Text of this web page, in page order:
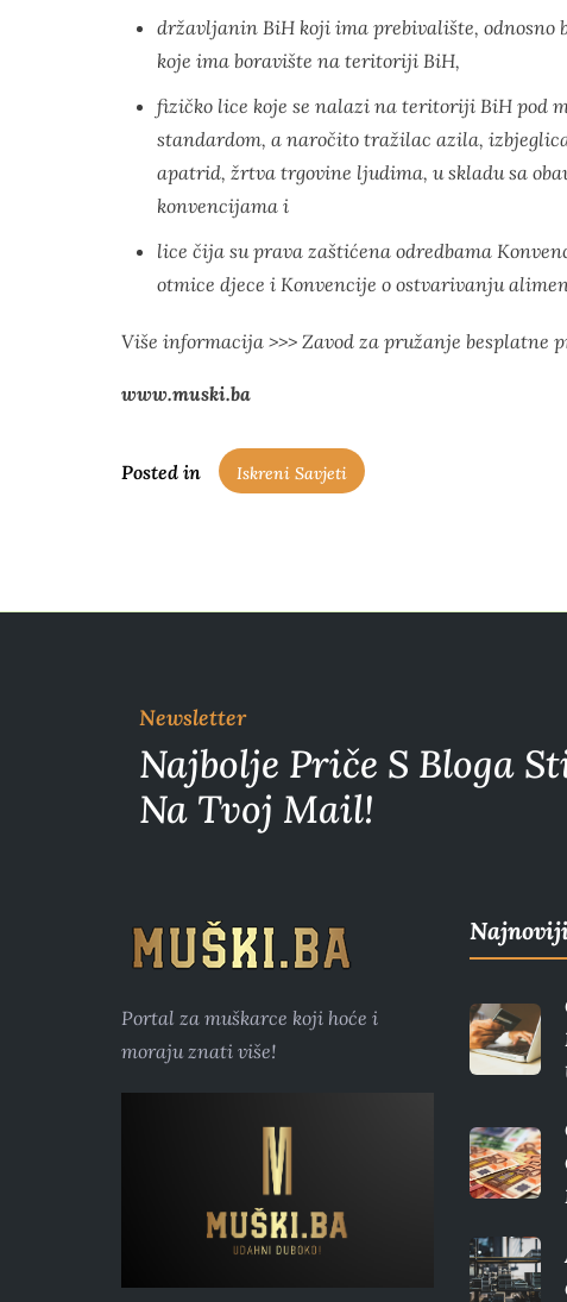
državljanin BiH koji ima prebivalište,
koje ima boravište na teritoriji BiH,
fizičko lice koje se nalazi na teritoriji BiH pod
standardom, a naročito tražilac azila,
apatrid, žrtva trgovine ljudima, u skladu sa
konvencijama i
lice čija su prava zaštićena odredbama
otmice djece i Konvencije o ostvarivanju
Više informacija >>> Zavod za pružanje besplatne
www.muski.ba
Posted in Iskreni Savjeti
Newsletter
Najbolje Priče S Bloga
Na Tvoj Mail!
Portal za muškarce koji hoće i
moraju znati više!